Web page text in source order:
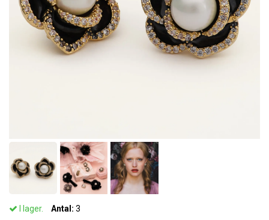
I lager. Antal: 3